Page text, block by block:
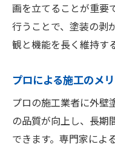
画を立てることが重要
行うことで、塗装の剥
観と機能を長く維持す
プロによる施工のメ
プロの施工業者に外壁
の品質が向上し、長期
できます。専門家によ